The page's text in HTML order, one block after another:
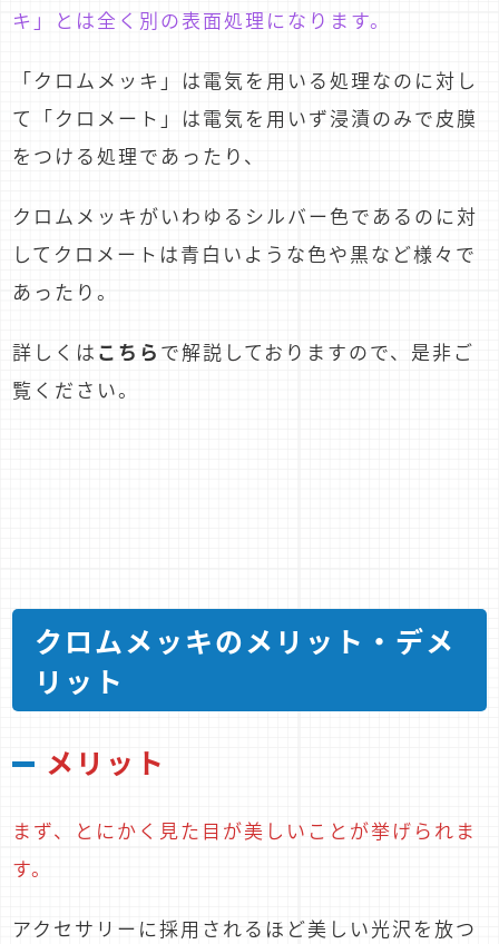
キ」とは全く別の表面処理になります。
「クロムメッキ」は電気を用いる処理なのに対し
て「クロメート」は電気を用いず浸漬のみで皮膜
をつける処理であったり、
クロムメッキがいわゆるシルバー色であるのに対
してクロメートは青白いような色や黒など様々で
あったり。
詳しくは こちら で解説しておりますので、是非ご
覧ください。
クロムメッキのメリット・デメ
リット
メリット
まず、とにかく見た目が美しいことが挙げられま
す。
アクセサリーに採用されるほど美しい光沢を放つ